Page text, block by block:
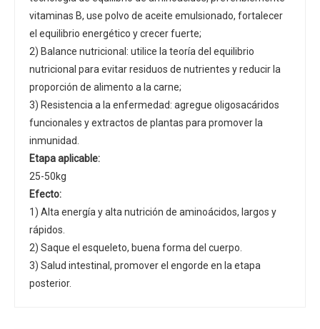
vitaminas B, use polvo de aceite emulsionado, fortalecer
el equilibrio energético y crecer fuerte;
2) Balance nutricional: utilice la teoría del equilibrio
nutricional para evitar residuos de nutrientes y reducir la
proporción de alimento a la carne;
3) Resistencia a la enfermedad: agregue oligosacáridos
funcionales y extractos de plantas para promover la
inmunidad.
Etapa aplicable:
25-50kg
Efecto:
1) Alta energía y alta nutrición de aminoácidos, largos y
rápidos.
2) Saque el esqueleto, buena forma del cuerpo.
3) Salud intestinal, promover el engorde en la etapa
posterior.